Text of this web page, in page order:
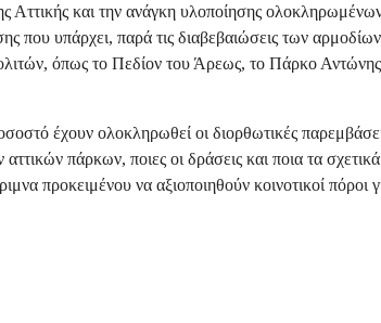
Αττικής και την ανάγκη υλοποίησης
που υπάρχει, παρά τις διαβεβαιώσεις των
όπως το Πεδίον του Άρεως, το Πάρκο Αντώνης
έχουν ολοκληρωθεί οι διορθωτικές
πάρκων, ποιες οι δράσεις και ποια τα
προκειμένου να αξιοποιηθούν κοινοτικοί πόροι